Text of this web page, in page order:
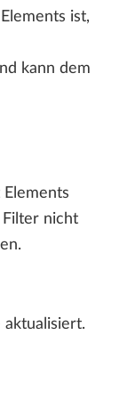
ist,
kann dem
Filter nicht
aktualisiert.